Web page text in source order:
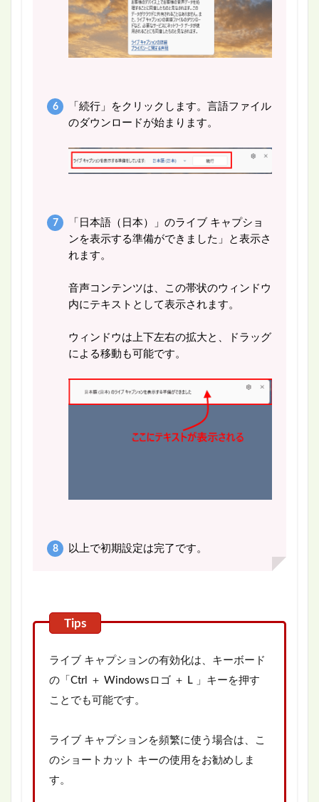
「続行」をクリックします。言語ファイル
のダウンロードが始まります。
「日本語（日本）」のライブ キャプショ
ンを表示する準備ができました」と表示さ
れます。
音声コンテンツは、この帯状のウィンドウ
内にテキストとして表示されます。
ウィンドウは上下左右の拡大と、ドラッグ
による移動も可能です。
以上で初期設定は完了です。
ライブ キャプションの有効化は、キーボード
の「Ctrl ＋ Windowsロゴ ＋ L 」キーを押す
ことでも可能です。
ライブ キャプションを頻繁に使う場合は、こ
のショートカット キーの使用をお勧めしま
す。